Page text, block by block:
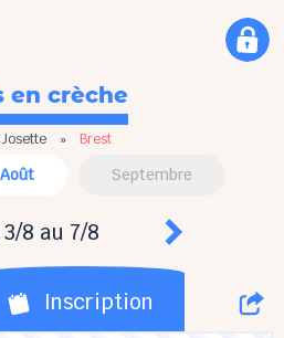
en crèche
» Brest
Août Septembre
8 au 7/8
Inscription